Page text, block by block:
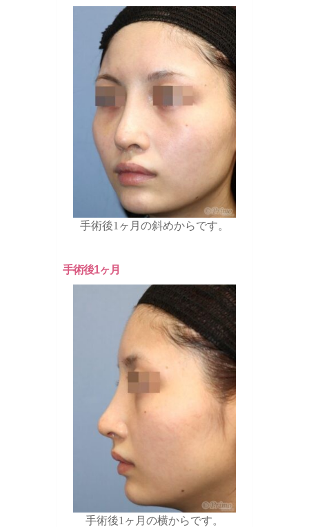
手術後1ヶ月の斜めからです。
手術後1ヶ月
手術後1ヶ月の横からです。